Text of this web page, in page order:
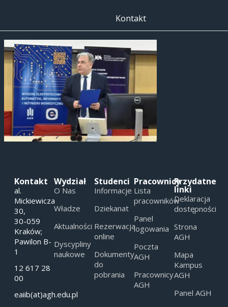
Kontakt
Kontakt
al.
Mickiewicza
30,
30-059
Kraków;
Pawilon B-
1
12 617 28
00
eaiib(at)agh.edu.pl
Wydział
O Nas
Władze
Aktualności
Dyscypliny
naukowe
Studenci
Informacje
Dziekanat
Rezerwacja
online
Dokumenty
do
pobrania
Pracownicy
Lista
pracowników
Panel
logowania
Poczta
AGH
Pracownicy
AGH
Przydatne
linki
Deklaracja
dostępności
Strona
AGH
Mapa
Kampus
AGH
Panel AGH